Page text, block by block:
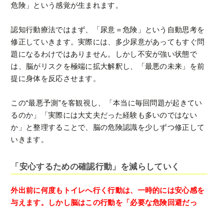
危険」という感覚が生まれます。
認知行動療法ではまず、「尿意＝危険」という自動思考を
修正していきます。実際には、多少尿意があってもすぐ問
題になるわけではありません。しかし不安が強い状態で
は、脳がリスクを極端に拡大解釈し、「最悪の未来」を前
提に身体を反応させます。
この“最悪予測”を客観視し、「本当に毎回問題が起きてい
るのか」「実際には大丈夫だった経験も多いのではない
か」と整理することで、脳の危険認識を少しずつ修正して
いきます。
「安心するための確認行動」を減らしていく
外出前に何度もトイレへ行く行動は、一時的には安心感を
与えます。しかし脳はこの行動を「必要な危険回避だっ